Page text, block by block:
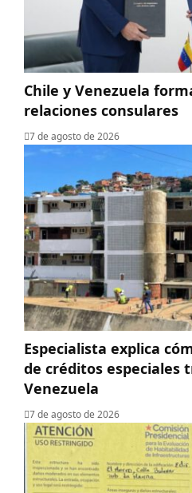
Chile y Venezuela
relaciones consulares
7 de agosto de 2026
Especialista explica
de créditos especiales
Venezuela
7 de agosto de 2026